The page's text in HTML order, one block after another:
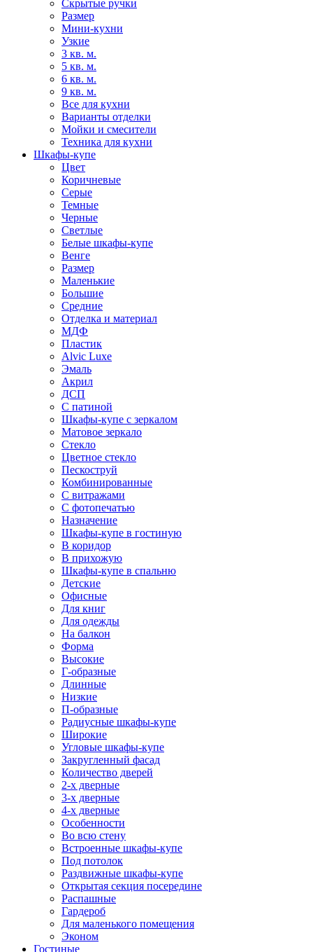
Скрытые ручки
Размер
Мини-кухни
Узкие
3 кв. м.
5 кв. м.
6 кв. м.
9 кв. м.
Все для кухни
Варианты отделки
Мойки и смесители
Техника для кухни
Шкафы-купе
Цвет
Коричневые
Серые
Темные
Черные
Светлые
Белые шкафы-купе
Венге
Размер
Маленькие
Большие
Средние
Отделка и материал
МДФ
Пластик
Alvic Luxe
Эмаль
Акрил
ДСП
С патиной
Шкафы-купе с зеркалом
Матовое зеркало
Стекло
Цветное стекло
Пескоструй
Комбинированные
С витражами
С фотопечатью
Назначение
Шкафы-купе в гостиную
В коридор
В прихожую
Шкафы-купе в спальню
Детские
Офисные
Для книг
Для одежды
На балкон
Форма
Высокие
Г-образные
Длинные
Низкие
П-образные
Радиусные шкафы-купе
Широкие
Угловые шкафы-купе
Закругленный фасад
Количество дверей
2-х дверные
3-х дверные
4-х дверные
Особенности
Во всю стену
Встроенные шкафы-купе
Под потолок
Раздвижные шкафы-купе
Открытая секция посередине
Распашные
Гардероб
Для маленького помещения
Эконом
Гостиные